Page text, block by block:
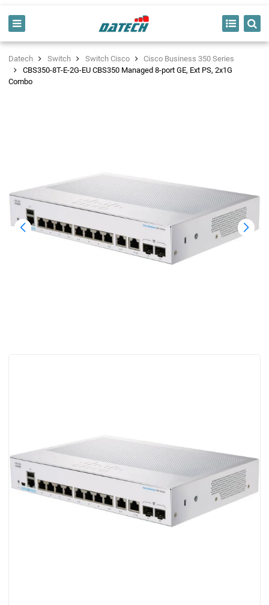
Datech Switch Switch Cisco
Cisco Business 350 Series
CBS350-8T-E-2G-EU CBS350 Managed 8-port GE, Ext PS, 2x1G
Combo